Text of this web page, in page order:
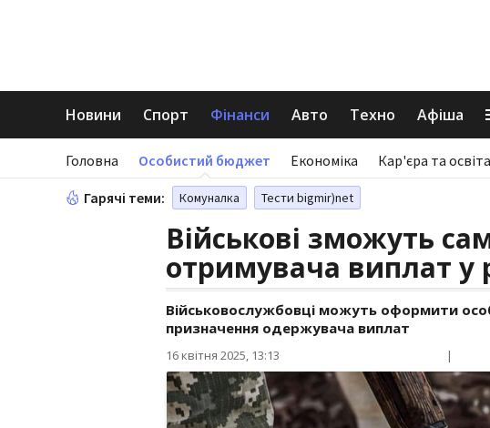
Новини Спорт Фінанси Авто Техно Афіша
Головна Особистий бюджет Економіка Кар'єра та освіта
Гарячі теми: Комуналка Тести bigmir)net
Військові зможуть
отримувача виплат у
Військовослужбовці можуть оформити
призначення одержувача виплат
16 квітня 2025, 13:13 |